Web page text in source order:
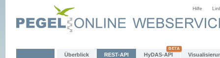
Hilfe
Überblick REST-API HyDAS-API